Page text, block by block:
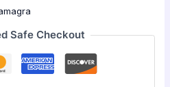
Safe Checkout